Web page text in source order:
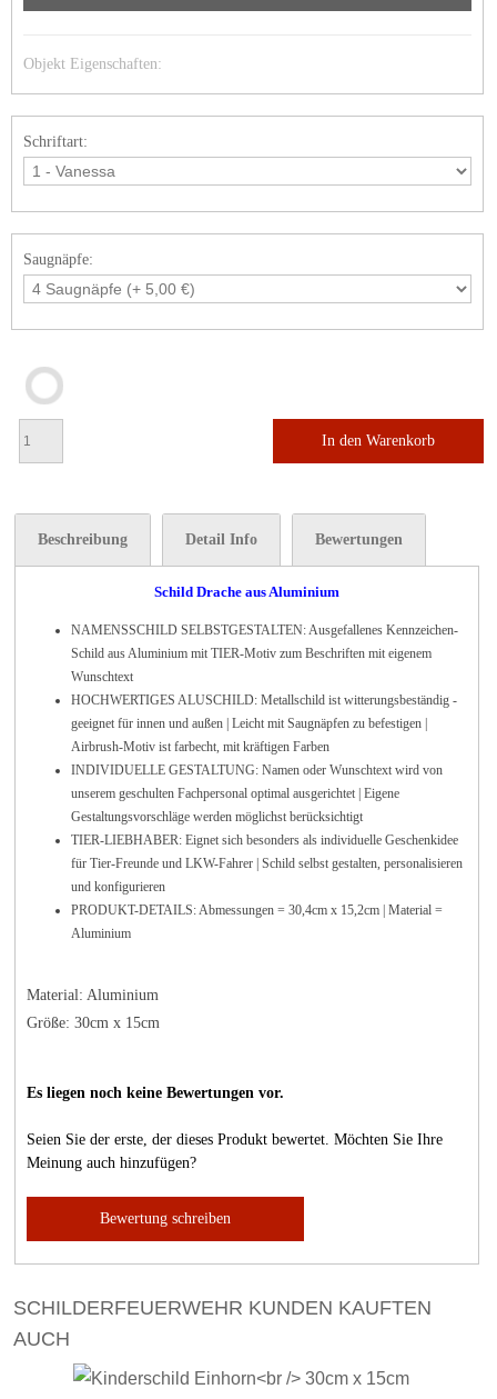
Objekt Eigenschaften:
Schriftart:
Saugnäpfe:
In den Warenkorb
Beschreibung Detail Info Bewertungen
Schild Drache aus Aluminium
NAMENSSCHILD SELBSTGESTALTEN: Ausgefallenes Kennzeichen-
Schild aus Aluminium mit TIER-Motiv zum Beschriften mit eigenem
Wunschtext
HOCHWERTIGES ALUSCHILD: Metallschild ist witterungsbeständig -
geeignet für innen und außen | Leicht mit Saugnäpfen zu befestigen |
Airbrush-Motiv ist farbecht, mit kräftigen Farben
INDIVIDUELLE GESTALTUNG: Namen oder Wunschtext wird von
unserem geschulten Fachpersonal optimal ausgerichtet | Eigene
Gestaltungsvorschläge werden möglichst berücksichtigt
TIER-LIEBHABER: Eignet sich besonders als individuelle Geschenkidee
für Tier-Freunde und LKW-Fahrer | Schild selbst gestalten, personalisieren
und konfigurieren
PRODUKT-DETAILS: Abmessungen = 30,4cm x 15,2cm | Material =
Aluminium
Material: Aluminium
Größe: 30cm x 15cm
Es liegen noch keine Bewertungen vor.
Seien Sie der erste, der dieses Produkt bewertet. Möchten Sie Ihre
Meinung auch hinzufügen?
Bewertung schreiben
SCHILDERFEUERWEHR KUNDEN KAUFTEN
AUCH